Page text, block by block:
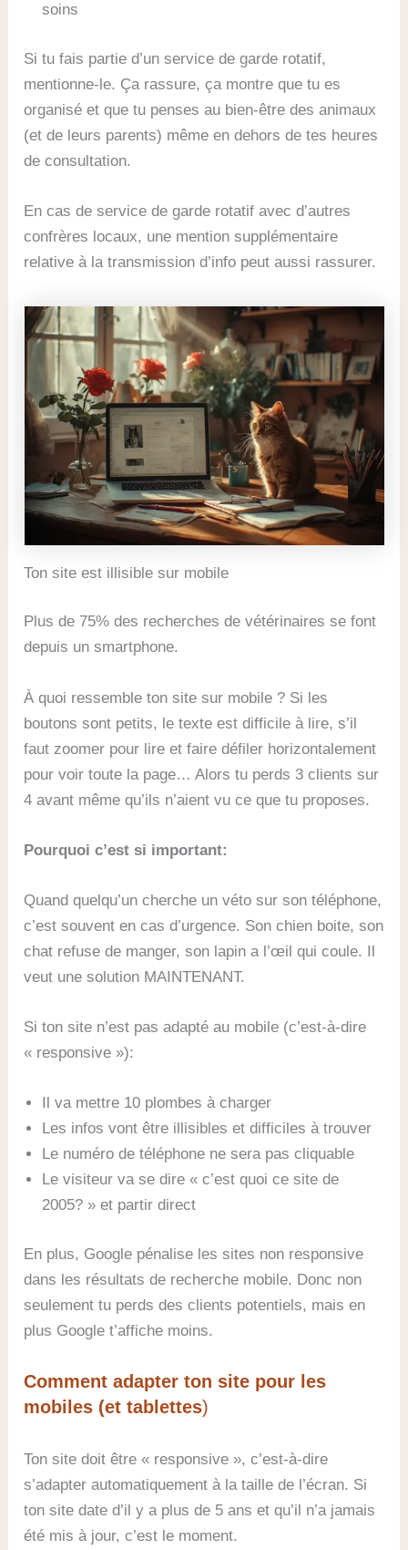
soins
Si tu fais partie d’un service de garde rotatif,
mentionne-le. Ça rassure, ça montre que tu es
organisé et que tu penses au bien-être des animaux
(et de leurs parents) même en dehors de tes heures
de consultation.
En cas de service de garde rotatif avec d’autres
confrères locaux, une mention supplémentaire
relative à la transmission d’info peut aussi rassurer.
Ton site est illisible sur mobile
Plus de 75% des recherches de vétérinaires se font
depuis un smartphone.
À quoi ressemble ton site sur mobile ? Si les
boutons sont petits, le texte est difficile à lire, s’il
faut zoomer pour lire et faire défiler horizontalement
pour voir toute la page… Alors tu perds 3 clients sur
4 avant même qu’ils n’aient vu ce que tu proposes.
Pourquoi c’est si important:
Quand quelqu’un cherche un véto sur son téléphone,
c’est souvent en cas d’urgence. Son chien boite, son
chat refuse de manger, son lapin a l’œil qui coule. Il
veut une solution MAINTENANT.
Si ton site n’est pas adapté au mobile (c’est-à-dire
« responsive »):
Il va mettre 10 plombes à charger
Les infos vont être illisibles et difficiles à trouver
Le numéro de téléphone ne sera pas cliquable
Le visiteur va se dire « c’est quoi ce site de
2005? » et partir direct
En plus, Google pénalise les sites non responsive
dans les résultats de recherche mobile. Donc non
seulement tu perds des clients potentiels, mais en
plus Google t’affiche moins.
Comment adapter ton site pour les
mobiles (et tablettes)
Ton site doit être « responsive », c’est-à-dire
s’adapter automatiquement à la taille de l’écran. Si
ton site date d’il y a plus de 5 ans et qu’il n’a jamais
été mis à jour, c’est le moment.